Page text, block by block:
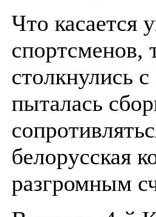
Что касается
спортсменов,
столкнулись
пыталась
белорусская
разгромным